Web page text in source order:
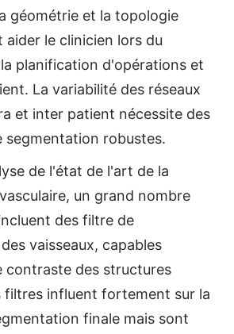
géométrie et la topologie
aider le clinicien lors du
planification d'opérations et
La variabilité des réseaux
et inter patient nécessite des
segmentation robustes.
de l'état de l'art de la
un grand nombre
des filtre de
vaisseaux, capables
contraste des structures
filtres influent fortement sur la
finale mais sont